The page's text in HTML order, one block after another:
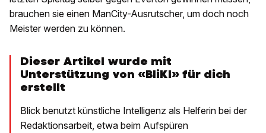
brauchen sie einen ManCity-Ausrutscher, um doch noch
Meister werden zu können.
Dieser Artikel wurde mit
Unterstützung von «BliKI» für dich
erstellt
Blick benutzt künstliche Intelligenz als Helferin bei der
Redaktionsarbeit, etwa beim Aufspüren